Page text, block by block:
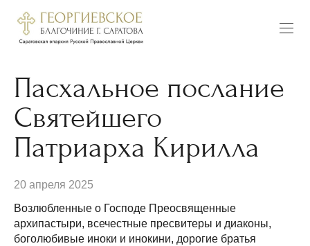
Пасхальное послание
Святейшего
Патриарха Кирилла
20 апреля 2025
Возлюбленные о Господе Преосвященные
архипастыри, всечестные пресвитеры и диаконы,
боголюбивые иноки и инокини, дорогие братья